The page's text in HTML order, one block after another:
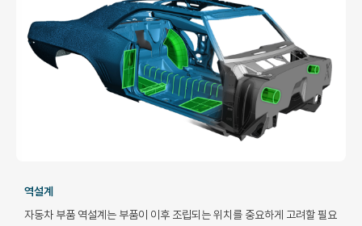
역설계
자동차 부품 역설계는 부품이 이후 조립되는 위치를 중요하게 고려할 필요